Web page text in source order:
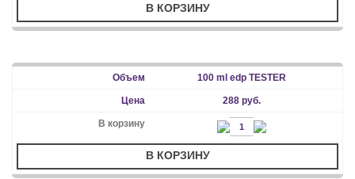
В КОРЗИНУ
100 ml edp TESTER
288 руб.
В КОРЗИНУ